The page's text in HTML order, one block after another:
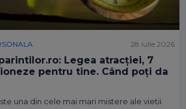
Legea atracției, 7
pentru tine. Când poți da
una din cele mai mari mistere ale vietii.
28 iulie 2026